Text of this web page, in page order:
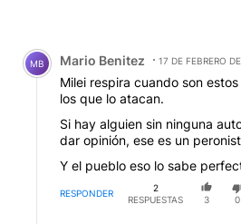
Comentario de Mario Benitez.
MB Mario Benitez 17 DE FEBRERO
Milei respira cuando son
los que lo atacan.
Si hay alguien sin ninguna
dar opinión, ese es un
Y el pueblo eso lo sabe
RESPONDER
2
RESPUESTAS
3 0